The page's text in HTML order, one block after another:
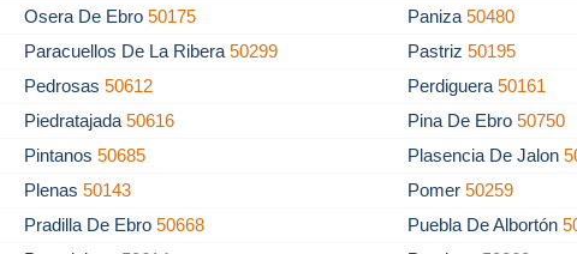
Osera De Ebro50175 Paniza50480
Paracuellos De La Ribera50299 Pastriz50195
Pedrosas50612 Perdiguera50161
Piedratajada50616 Pina De Ebro50750
Pintanos50685 Plasencia De Jalon
Plenas50143 Pomer50259
Pradilla De Ebro50668 Puebla De Albortón